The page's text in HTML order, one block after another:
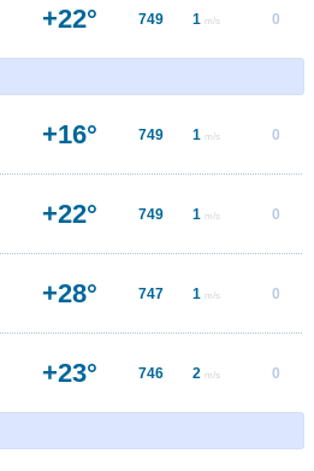
+22° 749 1 m/s 0
+16° 749 1 m/s 0
+22° 749 1 m/s 0
+28° 747 1 m/s 0
+23° 746 2 m/s 0